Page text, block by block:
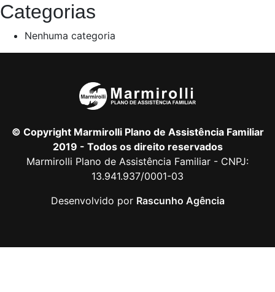
Categorias
Nenhuma categoria
© Copyright Marmirolli Plano de Assistência Familiar
2019 - Todos os direito reservados
Marmirolli Plano de Assistência Familiar - CNPJ:
13.941.937/0001-03
Desenvolvido por Rascunho Agência